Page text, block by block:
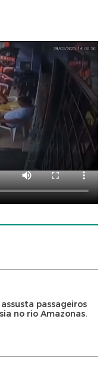
passageiros
no rio Amazonas.